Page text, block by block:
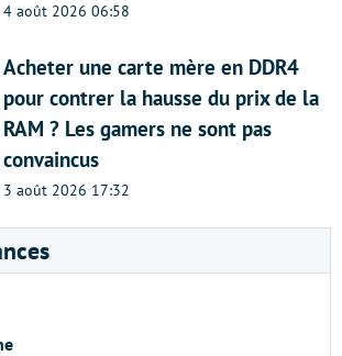
4 août 2026 06:58
Acheter une carte mère en DDR4
pour contrer la hausse du prix de la
RAM ? Les gamers ne sont pas
convaincus
3 août 2026 17:32